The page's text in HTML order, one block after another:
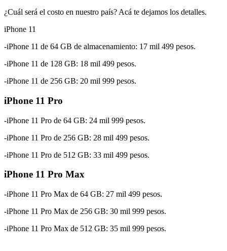
¿Cuál será el costo en nuestro país? Acá te dejamos los detalles.
iPhone 11
-iPhone 11 de 64 GB de almacenamiento: 17 mil 499 pesos.
-iPhone 11 de 128 GB: 18 mil 499 pesos.
-iPhone 11 de 256 GB: 20 mil 999 pesos.
iPhone 11 Pro
-iPhone 11 Pro de 64 GB: 24 mil 999 pesos.
-iPhone 11 Pro de 256 GB: 28 mil 499 pesos.
-iPhone 11 Pro de 512 GB: 33 mil 499 pesos.
iPhone 11 Pro Max
-iPhone 11 Pro Max de 64 GB: 27 mil 499 pesos.
-iPhone 11 Pro Max de 256 GB: 30 mil 999 pesos.
-iPhone 11 Pro Max de 512 GB: 35 mil 999 pesos.